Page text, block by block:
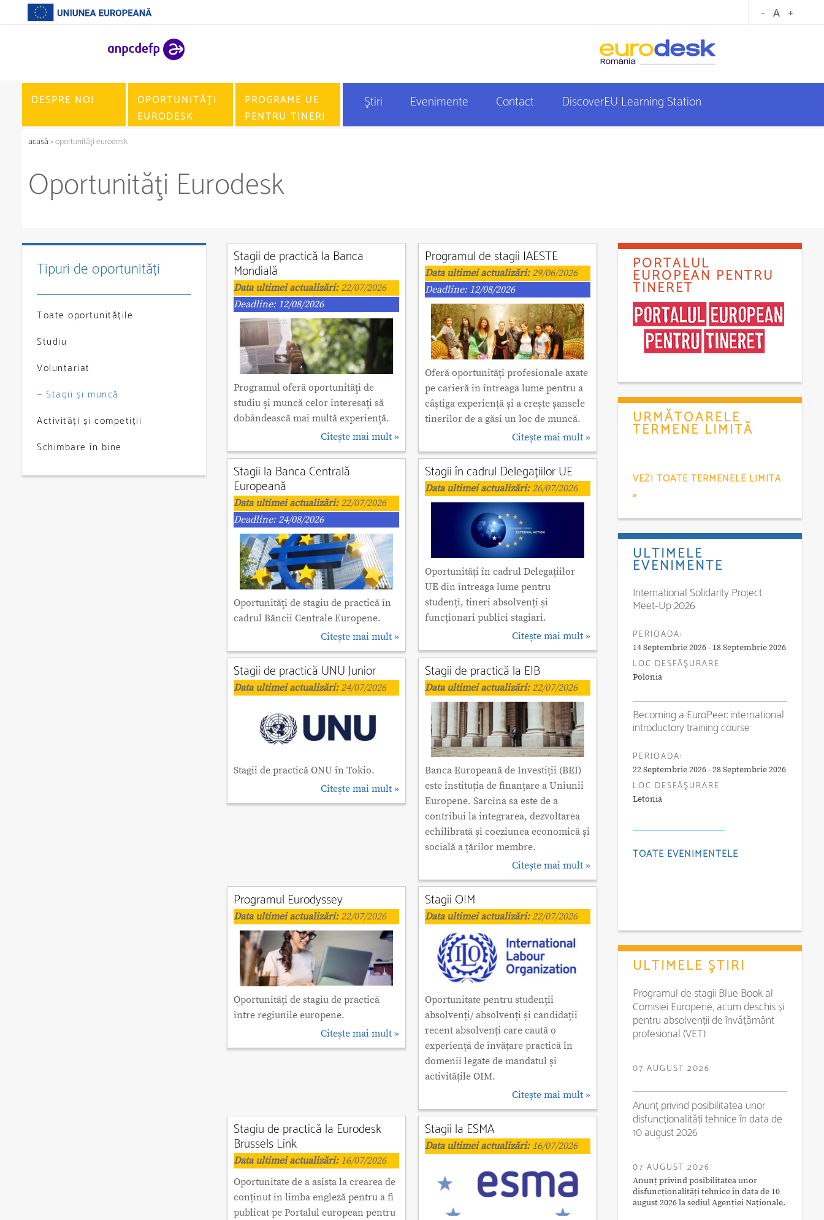
DESPRE NOI
OPORTUNITĂŢI
EURODESK
PROGRAME UE
PENTRU TINERI
Ştiri Evenimente Contact DiscoverEU Learning Station
acasă» oportunităţi eurodesk
Oportunităţi Eurodesk
Tipuri de oportunități
Toate oportunitățile
Studiu
Voluntariat
— Stagii și muncă
Activități și competiții
Schimbare în bine
Stagii de practică la Banca
Mondială
Data ultimei actualizări:22/07/2026
Deadline: 12/08/2026
Programul oferă oportunităţi de
studiu şi muncă celor interesaţi să
dobândească mai multă experienţă.
Citește mai mult »
Programul de stagii IAESTE
Data ultimei actualizări:29/06/2026
Deadline: 12/08/2026
Oferă oportunități profesionale axate
pe carieră în întreaga lume pentru a
câștiga experiență și a crește șansele
tinerilor de a găsi un loc de muncă.
Citește mai mult »
Stagii la Banca Centrală
Europeană
Data ultimei actualizări:22/07/2026
Deadline: 24/08/2026
Oportunităţi de stagiu de practică în
cadrul Băncii Centrale Europene.
Citește mai mult »
Stagii în cadrul Delegațiilor UE
Data ultimei actualizări:26/07/2026
Oportunități în cadrul Delegațiilor
UE din întreaga lume pentru
studenți, tineri absolvenți și
funcționari publici stagiari.
Citește mai mult »
Stagii de practică UNU Junior
Data ultimei actualizări:24/07/2026
Stagii de practică ONU în Tokio.
Citește mai mult »
Stagii de practică la EIB
Data ultimei actualizări:22/07/2026
Banca Europeană de Investiții (BEI)
este instituția de finanțare a Uniunii
Europene. Sarcina sa este de a
contribui la integrarea, dezvoltarea
echilibrată și coeziunea economică și
socială a țărilor membre.
Citește mai mult »
Programul Eurodyssey
Data ultimei actualizări:22/07/2026
Oportunități de stagiu de practică
între regiunile europene.
Citește mai mult »
Stagii OIM
Data ultimei actualizări:22/07/2026
Oportunitate pentru studenții
absolvenți/ absolvenți și candidații
recent absolvenți care caută o
experiență de învățare practică în
domenii legate de mandatul și
activitățile OIM.
Citește mai mult »
Stagiu de practică la Eurodesk
Brussels Link
Data ultimei actualizări:16/07/2026
Oportunitate de a asista la crearea de
conținut în limba engleză pentru a fi
publicat pe Portalul european pentru
Stagii la ESMA
Data ultimei actualizări:16/07/2026
PORTALUL
EUROPEAN PENTRU
TINERET
URMĂTOARELE
TERMENE LIMITĂ
VEZI TOATE TERMENELE LIMITA
»
ULTIMELE
EVENIMENTE
International Solidarity Project
Meet-Up 2026
PERIOADA:
14 Septembrie 2026 - 18 Septembrie 2026
LOC DESFĂŞURARE
Polonia
Becoming a EuroPeer: international
introductory training course
PERIOADA:
22 Septembrie 2026 - 28 Septembrie 2026
LOC DESFĂŞURARE
Letonia
TOATE EVENIMENTELE
ULTIMELE ŞTIRI
Programul de stagii Blue Book al
Comisiei Europene, acum deschis și
pentru absolvenții de învățământ
profesional (VET)
07 AUGUST 2026
Anunț privind posibilitatea unor
disfuncționalități tehnice în data de
10 august 2026
07 AUGUST 2026
Anunț privind posibilitatea unor
disfuncționalități tehnice în data de 10
august 2026 la sediul Agenției Naționale.